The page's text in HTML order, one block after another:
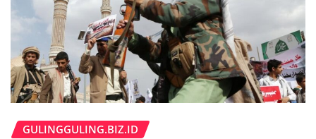
GULINGGULING.BIZ.ID